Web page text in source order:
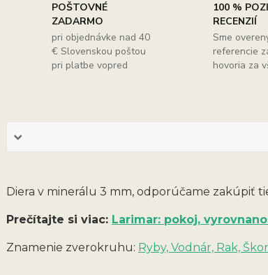
POŠTOVNÉ
ZADARMO
pri objednávke nad 40
€ Slovenskou poštou
pri platbe vopred
100 %
RECENZIÍ
Sme
referencie
hovoria za
Diera v minerálu 3 mm, odporúčame zakúpiť
Prečítajte si viac: Larimar: pokoj,
Znamenie zverokruhu: Ryby, Vodnár, Rak,